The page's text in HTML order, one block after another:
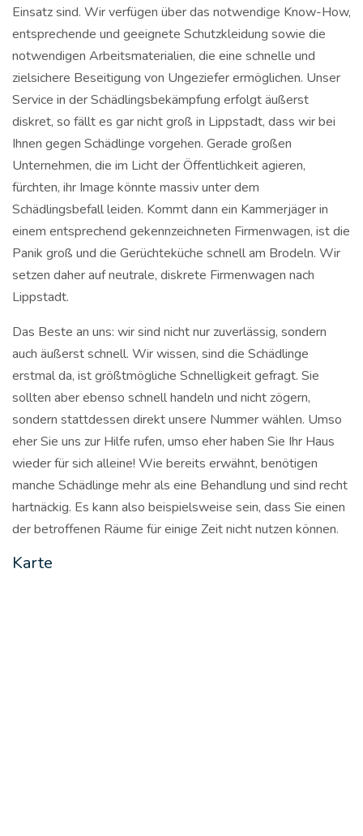
Einsatz sind. Wir verfügen über das notwendige Know-How,
entsprechende und geeignete Schutzkleidung sowie die
notwendigen Arbeitsmaterialien, die eine schnelle und
zielsichere Beseitigung von Ungeziefer ermöglichen. Unser
Service in der Schädlingsbekämpfung erfolgt äußerst
diskret, so fällt es gar nicht groß in Lippstadt, dass wir bei
Ihnen gegen Schädlinge vorgehen. Gerade großen
Unternehmen, die im Licht der Öffentlichkeit agieren,
fürchten, ihr Image könnte massiv unter dem
Schädlingsbefall leiden. Kommt dann ein Kammerjäger in
einem entsprechend gekennzeichneten Firmenwagen, ist die
Panik groß und die Gerüchteküche schnell am Brodeln. Wir
setzen daher auf neutrale, diskrete Firmenwagen nach
Lippstadt.
Das Beste an uns: wir sind nicht nur zuverlässig, sondern
auch äußerst schnell. Wir wissen, sind die Schädlinge
erstmal da, ist größtmögliche Schnelligkeit gefragt. Sie
sollten aber ebenso schnell handeln und nicht zögern,
sondern stattdessen direkt unsere Nummer wählen. Umso
eher Sie uns zur Hilfe rufen, umso eher haben Sie Ihr Haus
wieder für sich alleine! Wie bereits erwähnt, benötigen
manche Schädlinge mehr als eine Behandlung und sind recht
hartnäckig. Es kann also beispielsweise sein, dass Sie einen
der betroffenen Räume für einige Zeit nicht nutzen können.
Karte